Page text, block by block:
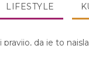
LIFESTYLE
Zakaj je pred